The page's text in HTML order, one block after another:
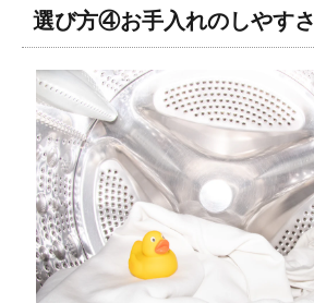
選び方④お手入れのしやすさ